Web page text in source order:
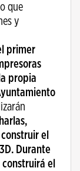
que
y
primer
propia
el
Durante
el